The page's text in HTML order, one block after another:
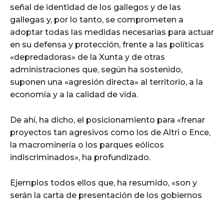
señal de identidad de los gallegos y de las
gallegas y, por lo tanto, se comprometen a
adoptar todas las medidas necesarias para actuar
en su defensa y protección, frente a las políticas
«depredadoras» de la Xunta y de otras
administraciones que, según ha sostenido,
suponen una «agresión directa» al territorio, a la
economía y a la calidad de vida.
De ahí, ha dicho, el posicionamiento para «frenar
proyectos tan agresivos como los de Altri o Ence,
la macrominería o los parques eólicos
indiscriminados», ha profundizado.
Ejemplos todos ellos que, ha resumido, «son y
serán la carta de presentación de los gobiernos